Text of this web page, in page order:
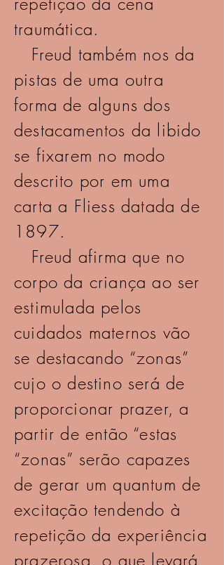
traumática.
Freud também nos da
pistas de uma outra
forma de alguns dos
destacamentos da libido
se fixarem no modo
descrito por em uma
carta a Fliess datada de
1897.
Freud afirma que no
corpo da criança ao ser
estimulada pelos
cuidados maternos vão
se destacando “zonas”
cujo o destino será de
proporcionar prazer, a
partir de então “estas
“zonas” serão capazes
de gerar um quantum de
excitação tendendo à
repetição da experiência
prazerosa, o que levará